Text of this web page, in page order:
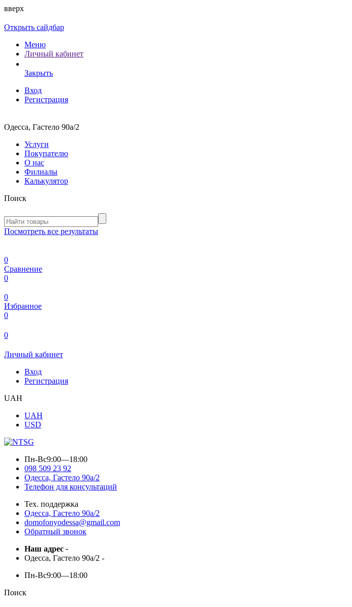
вверх
Открыть сайдбар
Меню
Личный кабинет
Закрыть
Вход
Регистрация
Одесса, Гастело 90а/2
Услуги
Покупателю
О нас
Филиалы
Калькулятор
Поиск
Посмотреть все результаты
0
Сравнение
0
0
Избранное
0
0
Личный кабинет
Вход
Регистрация
UAH
UAH
USD
Пн-Вс9:00—18:00
098 509 23 92
Одесса, Гастело 90а/2
Телефон для консультаций
Тех. поддержка
Одесса, Гастело 90а/2
domofonyodessa@gmail.com
Обратный звонок
Наш адрес -
Одесса, Гастело 90а/2 -
Пн-Вс9:00—18:00
Поиск